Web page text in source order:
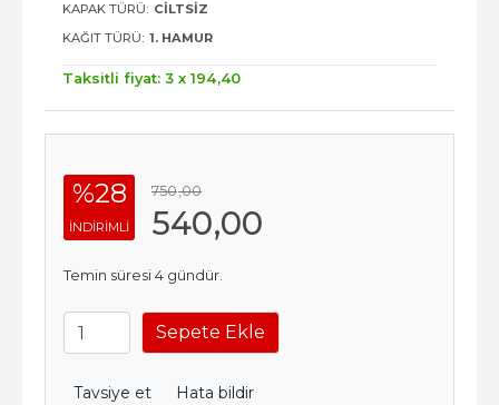
KAPAK TÜRÜ: CILTSIZ
KAĞIT TÜRÜ: 1. HAMUR
Taksitli fiyat: 3 x 194,40
%28
INDIRIMLI
750,00
540,00
Temin süresi 4 gündür.
Sepete Ekle
Tavsiye et Hata bildir